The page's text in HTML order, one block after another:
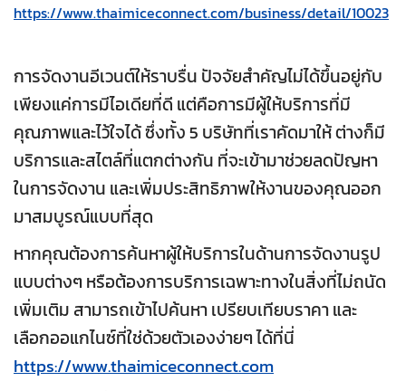
https://www.thaimiceconnect.com/business/detail/10023
การจัดงานอีเวนต์ให้ราบรื่น ปัจจัยสำคัญไม่ได้ขึ้นอยู่กับ
เพียงแค่การมีไอเดียที่ดี แต่คือการมีผู้ให้บริการที่มี
คุณภาพและไว้ใจได้ ซึ่งทั้ง 5 บริษัทที่เราคัดมาให้ ต่างก็มี
บริการและสไตล์ที่แตกต่างกัน ที่จะเข้ามาช่วยลดปัญหา
ในการจัดงาน และเพิ่มประสิทธิภาพให้งานของคุณออก
มาสมบูรณ์แบบที่สุด
หากคุณต้องการค้นหาผู้ให้บริการในด้านการจัดงานรูป
แบบต่างๆ หรือต้องการบริการเฉพาะทางในสิ่งที่ไม่ถนัด
เพิ่มเติม สามารถเข้าไปค้นหา เปรียบเทียบราคา และ
เลือกออแกไนซ์ที่ใช่ด้วยตัวเองง่ายๆ ได้ที่นี่
https://www.thaimiceconnect.com